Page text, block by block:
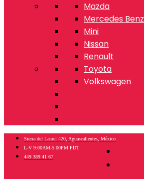
Mazda
Mercedes Benz
Mini
Nissan
Renault
Toyota
Volkswagen
Sierra del Laurel 420, Aguascalientes, México
L-V 9:00AM-5:00PM PDT
449 389 41 67